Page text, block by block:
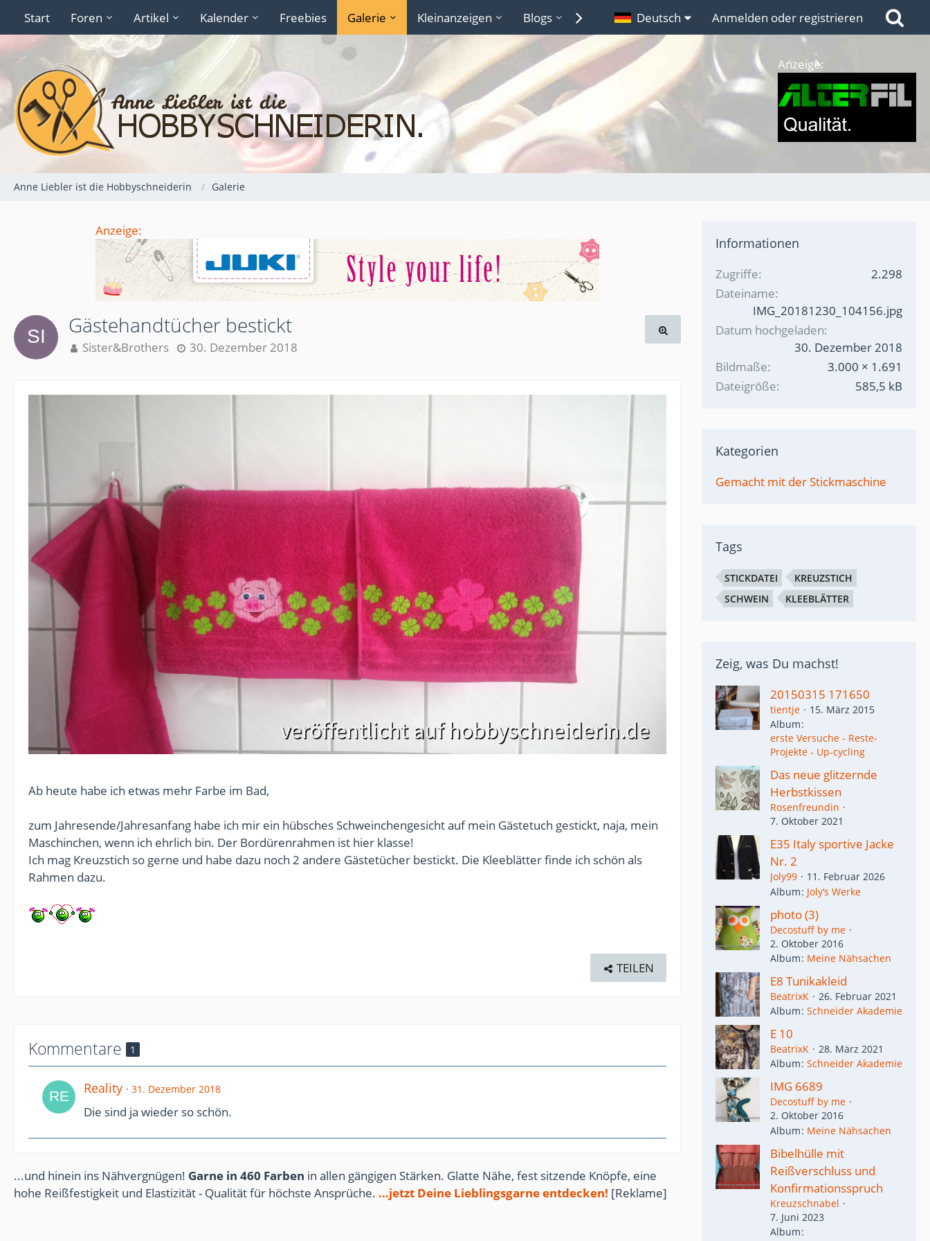
Start Foren Artikel Kalender Freebies Galerie Kleinanzeigen Blogs Lexikon Links
Deutsch Anmelden oder registrieren
Anzeige:
Anne Liebler ist die Hobbyschneiderin Galerie
Anzeige:
Gästehandtücher bestickt
Sister&Brothers 30. Dezember 2018
Ab heute habe ich etwas mehr Farbe im Bad,
zum Jahresende/Jahresanfang habe ich mir ein hübsches Schweinchengesicht auf mein Gästetuch gestickt, naja, mein
Maschinchen, wenn ich ehrlich bin. Der Bordürenrahmen ist hier klasse!
Ich mag Kreuzstich so gerne und habe dazu noch 2 andere Gästetücher bestickt. Die Kleeblätter finde ich schön als
Rahmen dazu.
TEILEN
Kommentare 1
Reality 31. Dezember 2018
Die sind ja wieder so schön.
...und hinein ins Nähvergnügen! Garne in 460 Farben in allen gängigen Stärken. Glatte Nähe, fest sitzende Knöpfe, eine
hohe Reißfestigkeit und Elastizität - Qualität für höchste Ansprüche. ...jetzt Deine Lieblingsgarne entdecken! [Reklame]
Informationen
Zugriffe
2.298
Dateiname
IMG_20181230_104156.jpg
Datum hochgeladen
30. Dezember 2018
Bildmaße
3.000 × 1.691
Dateigröße
585,5 kB
Kategorien
Gemacht mit der Stickmaschine
Tags
STICKDATEI
KREUZSTICH
SCHWEIN
KLEEBLÄTTER
Zeig, was Du machst!
20150315 171650
tientje
15. März 2015
Album
erste Versuche - Reste-
Projekte - Up-cycling
Das neue glitzernde
Herbstkissen
Rosenfreundin
7. Oktober 2021
E35 Italy sportive Jacke
Nr. 2
Joly99
11. Februar 2026
Album Joly‘s Werke
photo (3)
Decostuff by me
2. Oktober 2016
Album Meine Nähsachen
E8 Tunikakleid
BeatrixK
26. Februar 2021
Album Schneider Akademie
E 10
BeatrixK
28. März 2021
Album Schneider Akademie
IMG 6689
Decostuff by me
2. Oktober 2016
Album Meine Nähsachen
Bibelhülle mit
Reißverschluss und
Konfirmationsspruch
Kreuzschnabel
7. Juni 2023
Album